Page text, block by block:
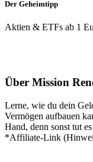
Der Geheimtipp
Aktien & ETFs ab 1
Footer
Über Mission
Lerne, wie du dein
Vermögen aufbauen
Hand, denn sonst tut
*Affiliate-Link